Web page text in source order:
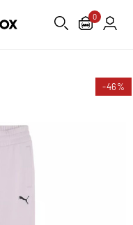
0
-46%